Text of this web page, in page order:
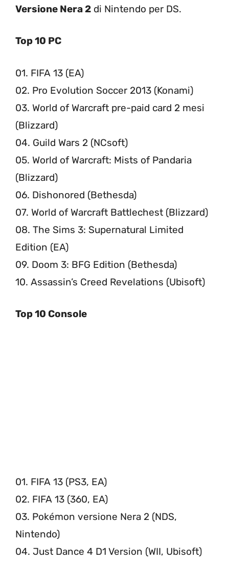
Versione Nera 2 di Nintendo per DS.
Top 10 PC
01. FIFA 13 (EA)
02. Pro Evolution Soccer 2013 (Konami)
03. World of Warcraft pre-paid card 2 mesi
(Blizzard)
04. Guild Wars 2 (NCsoft)
05. World of Warcraft: Mists of Pandaria
(Blizzard)
06. Dishonored (Bethesda)
07. World of Warcraft Battlechest (Blizzard)
08. The Sims 3: Supernatural Limited
Edition (EA)
09. Doom 3: BFG Edition (Bethesda)
10. Assassin’s Creed Revelations (Ubisoft)
Top 10 Console
01. FIFA 13 (PS3, EA)
02. FIFA 13 (360, EA)
03. Pokémon versione Nera 2 (NDS,
Nintendo)
04. Just Dance 4 D1 Version (WII, Ubisoft)